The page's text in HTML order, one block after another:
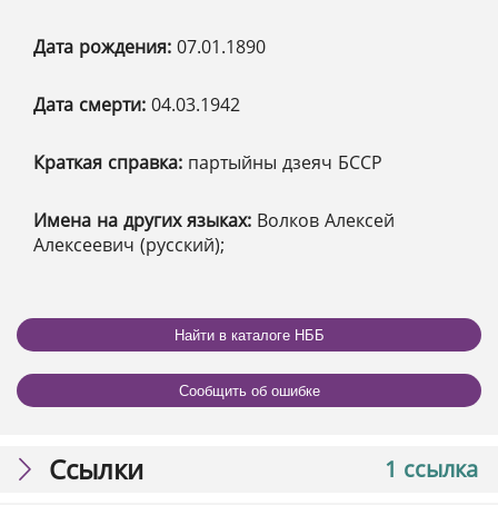
Дата рождения: 07.01.1890
Дата смерти: 04.03.1942
Краткая справка: партыйны дзеяч БССР
Имена на других языках: Волков Алексей
Алексеевич (русский);
Найти в каталоге НББ
Сообщить об ошибке
1 ссылка
Ссылки